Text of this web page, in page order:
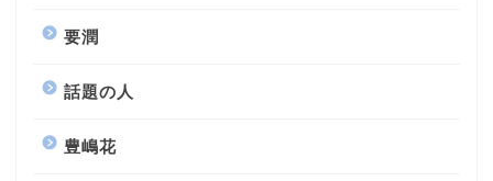
要潤
話題の人
豊嶋花